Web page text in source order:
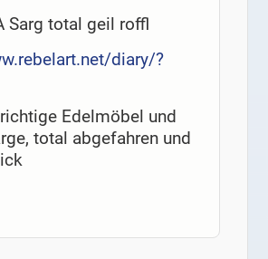
Sarg total geil roffl
diary/?
Edelmöbel und
total abgefahren und